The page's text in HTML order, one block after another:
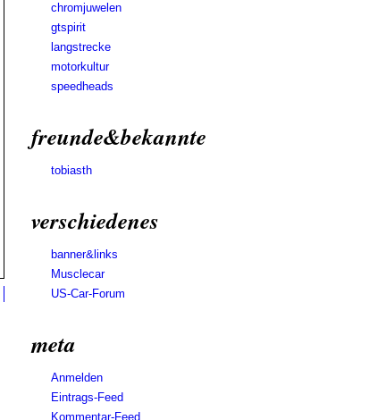
chromjuwelen
gtspirit
langstrecke
motorkultur
speedheads
freunde&bekannte
tobiasth
verschiedenes
banner&links
Musclecar
US-Car-Forum
meta
Anmelden
Eintrags-Feed
Kommentar-Feed